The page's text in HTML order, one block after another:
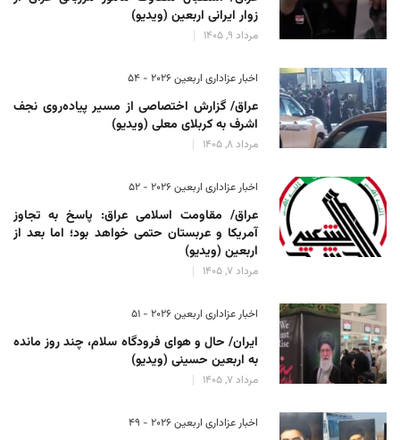
زوار ایرانی اربعین (ویدیو)
مرداد 9, 1405
اخبار عزاداری اربعین ۲۰۲۶ - 54
عراق/ گزارش اختصاصی از مسیر پیاده‌روی نجف
اشرف به کربلای معلی (ویدیو)
مرداد 8, 1405
اخبار عزاداری اربعین ۲۰۲۶ - 52
عراق/ مقاومت اسلامی عراق: پاسخ به تجاوز
آمریکا و عربستان حتمی خواهد بود؛ اما بعد از
اربعین (ویدیو)
مرداد 7, 1405
اخبار عزاداری اربعین ۲۰۲۶ - 51
ایران/ حال و هوای فرودگاه سلام، چند روز مانده
به اربعین حسینی (ویدیو)
مرداد 7, 1405
اخبار عزاداری اربعین ۲۰۲۶ - 49